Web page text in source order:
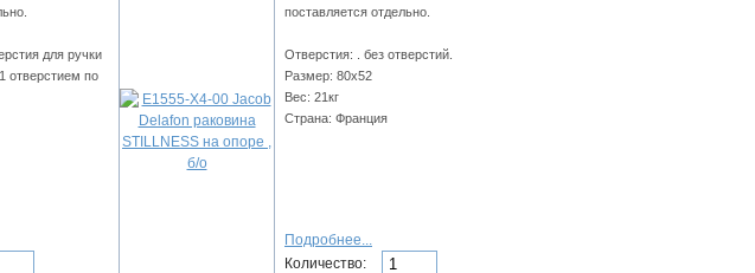
для ручки
отверстием по
поставляется отдельно.
Отверстия: . без отверстий.
Размер: 80х52
Вес: 21кг
Страна: Франция
Подробнее...
Количество: